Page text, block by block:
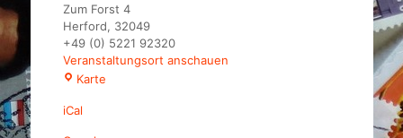
Zum Forst 4
Herford, 32049
+49 (0) 5221 92320
Veranstaltungsort anschauen
KarteHotel
iCal